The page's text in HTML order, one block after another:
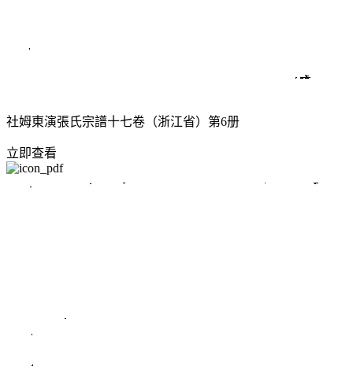
社姆東演張氏宗譜十七卷（浙江省）第6册
立即查看